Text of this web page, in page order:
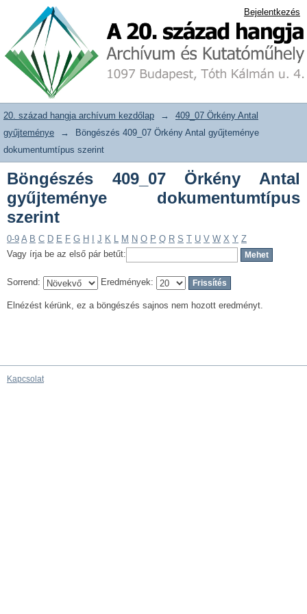
Böngészés 409_07 Örkény Antal
gyűjteménye dokumentumtípus szerint
20. század hangja archívum adattár Bejelentkezés
20. század hangja archívum kezdőlap →
409_07 Örkény Antal
gyűjteménye
→
Böngészés 409_07 Örkény Antal gyűjteménye
dokumentumtípus szerint
Böngészés 409_07 Örkény Antal
gyűjteménye dokumentumtípus
szerint
0-9 A B C D E F G H J K L M N O P Q R S T U V W X Y Z
Vagy írja be az első pár betűt:
Sorrend: Eredmények:
Elnézést kérünk, ez a böngészés sajnos nem hozott eredményt.
Kapcsolat